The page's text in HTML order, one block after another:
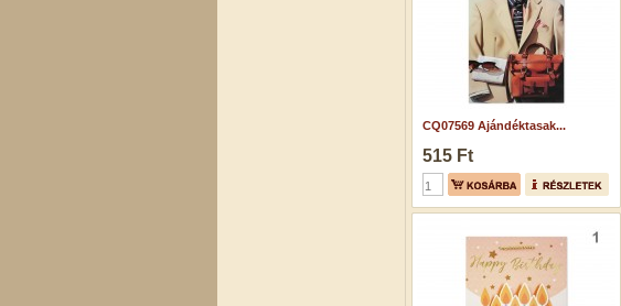
CQ07569 Ajándéktasak...
515 Ft